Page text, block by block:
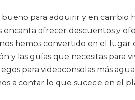
para adquirir y en cambio
ofrecer descuentos y
hemos convertido en el
y las guías que necesitas para
para videoconsolas más
a contar lo que sucede en el